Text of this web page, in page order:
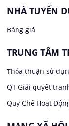
Lễ tân
May mặc
Ngân hàng
Việc làm tại
Việc làm tại Thới
Việc làm tại
Việc làm tại
Việc làm tại Vị
NHÀ TUYỂN
Bảng giá
TRUNG TÂM
Thỏa thuận sử
QT Giải quyết
Quy Chế Hoạt